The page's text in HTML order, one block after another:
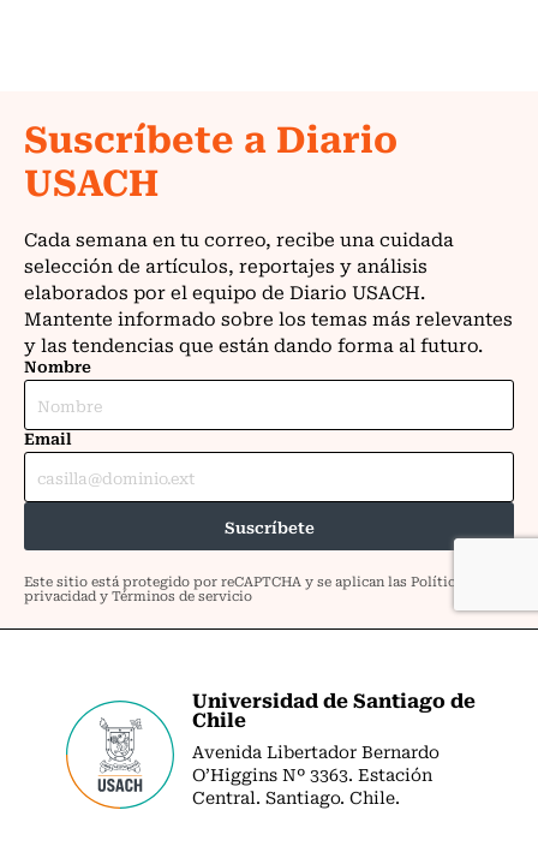
Universidad de Santiago de
Chile
Avenida Libertador Bernardo
O’Higgins Nº 3363. Estación
Central. Santiago. Chile.